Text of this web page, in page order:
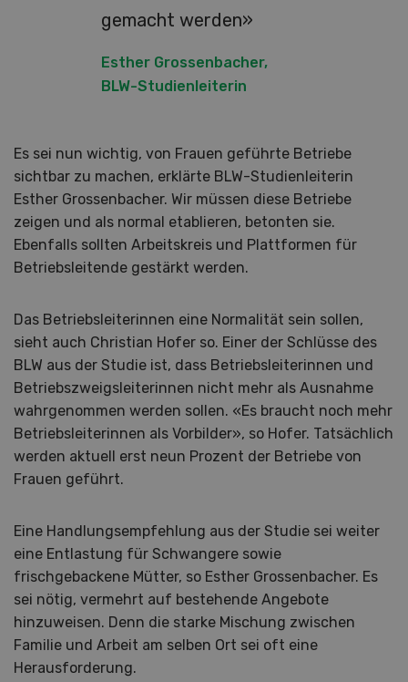
gemacht werden»
Esther Grossenbacher,
BLW-Studienleiterin
Es sei nun wichtig, von Frauen geführte Betriebe
sichtbar zu machen, erklärte BLW-Studienleiterin
Esther Grossenbacher. Wir müssen diese Betriebe
zeigen und als normal etablieren, betonten sie.
Ebenfalls sollten Arbeitskreis und Plattformen für
Betriebsleitende gestärkt werden.
Das Betriebsleiterinnen eine Normalität sein sollen,
sieht auch Christian Hofer so. Einer der Schlüsse des
BLW aus der Studie ist, dass Betriebsleiterinnen und
Betriebszweigsleiterinnen nicht mehr als Ausnahme
wahrgenommen werden sollen. «Es braucht noch mehr
Betriebsleiterinnen als Vorbilder», so Hofer. Tatsächlich
werden aktuell erst neun Prozent der Betriebe von
Frauen geführt.
Eine Handlungsempfehlung aus der Studie sei weiter
eine Entlastung für Schwangere sowie
frischgebackene Mütter, so Esther Grossenbacher. Es
sei nötig, vermehrt auf bestehende Angebote
hinzuweisen. Denn die starke Mischung zwischen
Familie und Arbeit am selben Ort sei oft eine
Herausforderung.